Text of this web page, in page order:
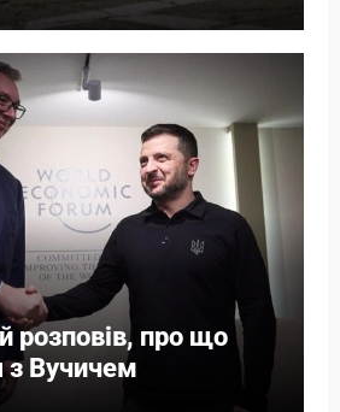
розповів, про що
з Вучичем